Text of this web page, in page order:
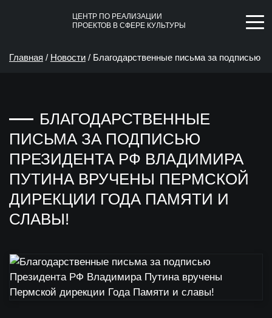
ЦЕНТР ПО РЕАЛИЗАЦИИ
ПРОЕКТОВ В СФЕРЕ КУЛЬТУРЫ
Главная / Новости / Благодарственные письма за подписью
дирекции Года Памяти и славы!
БЛАГОДАРСТВЕННЫЕ
ПИСЬМА ЗА ПОДПИСЬЮ
ПРЕЗИДЕНТА РФ ВЛАДИМИРА
ПУТИНА ВРУЧЕНЫ ПЕРМСКОЙ
ДИРЕКЦИИ ГОДА ПАМЯТИ И
СЛАВЫ!